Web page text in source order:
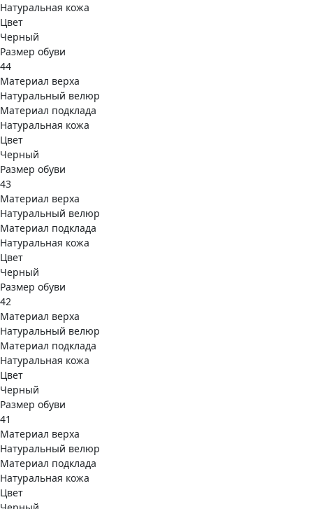
Натуральная кожа
Цвет
Черный
Размер обуви
44
Материал верха
Натуральный велюр
Материал подклада
Натуральная кожа
Цвет
Черный
Размер обуви
43
Материал верха
Натуральный велюр
Материал подклада
Натуральная кожа
Цвет
Черный
Размер обуви
42
Материал верха
Натуральный велюр
Материал подклада
Натуральная кожа
Цвет
Черный
Размер обуви
41
Материал верха
Натуральный велюр
Материал подклада
Натуральная кожа
Цвет